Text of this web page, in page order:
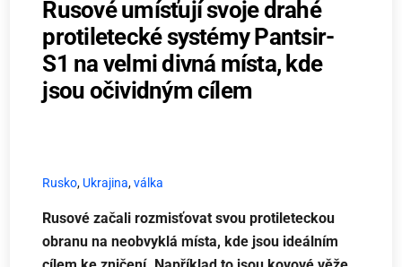
Rusové umísťují svoje drahé
protiletecké systémy Pantsir-
S1 na velmi divná místa, kde
jsou očividným cílem
Rusko, Ukrajina,válka
Rusové začali rozmisťovat svou protileteckou
obranu na neobvyklá místa, kde jsou ideálním